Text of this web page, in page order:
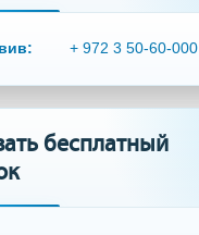
+ 972 3 50-60-000
бесплатный